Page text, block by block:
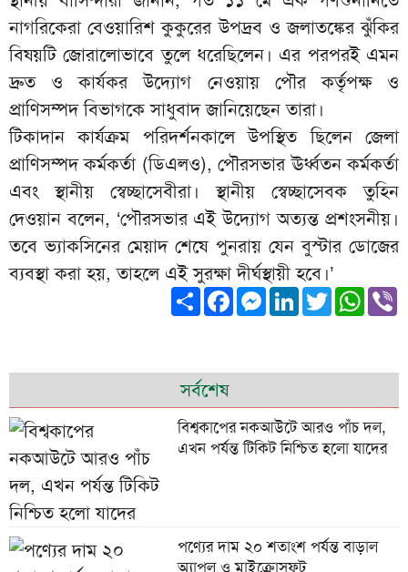
নাগরিকেরা বেওয়ারিশ কুকুরের উপদ্রব ও জলাতঙ্কের ঝুঁকির
বিষয়টি জোরালোভাবে তুলে ধরেছিলেন। এর পরপরই এমন
দ্রুত ও কার্যকর উদ্যোগ নেওয়ায় পৌর কর্তৃপক্ষ ও
প্রাণিসম্পদ বিভাগকে সাধুবাদ জানিয়েছেন তারা।
টিকাদান কার্যক্রম পরিদর্শনকালে উপস্থিত ছিলেন জেলা
প্রাণিসম্পদ কর্মকর্তা (ডিএলও), পৌরসভার ঊর্ধ্বতন কর্মকর্তা
এবং স্থানীয় স্বেচ্ছাসেবীরা। স্থানীয় স্বেচ্ছাসেবক তুহিন
দেওয়ান বলেন, ‘পৌরসভার এই উদ্যোগ অত্যন্ত প্রশংসনীয়।
তবে ভ্যাকসিনের মেয়াদ শেষে পুনরায় যেন বুস্টার ডোজের
ব্যবস্থা করা হয়, তাহলে এই সুরক্ষা দীর্ঘস্থায়ী হবে।’
ShareFacebook
Messenger
LinkedIn
Twitter
সর্বশেষ
বিশ্বকাপের নকআউটে আরও পাঁচ দল,
এখন পর্যন্ত টিকিট নিশ্চিত হলো যাদের
পণ্যের দাম ২০ শতাংশ পর্যন্ত বাড়াল
অ্যাপল ও মাইক্রোসফট